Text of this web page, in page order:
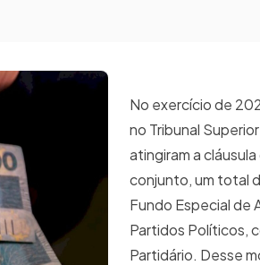
No exercício de
no Tribunal
atingiram a
conjunto, um total
Fundo Especial de
Partidos Políticos,
Partidário. Desse